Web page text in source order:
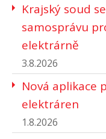
Krajský soud
samosprávu
elektrárně
3.8.2026
Nová aplikace
elektráren
1.8.2026